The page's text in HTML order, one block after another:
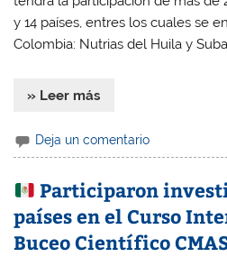
y 14 países, entres los cuales se
Colombia: Nutrias del Huila y
» Leer más
Deja un comentario
Participaron
países en el Curso
Buceo Científico